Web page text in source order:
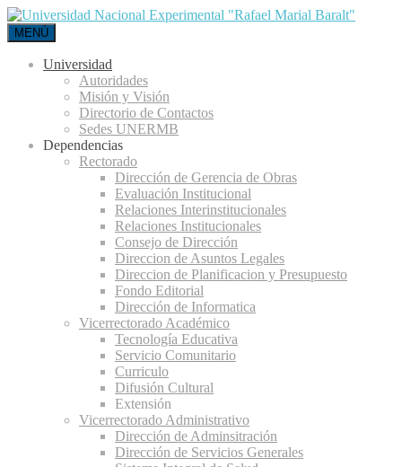
MENÚ
Universidad
Autoridades
Misión y Visión
Directorio de Contactos
Sedes UNERMB
Dependencias
Rectorado
Dirección de Gerencia de Obras
Evaluación Institucional
Relaciones Interinstitucionales
Relaciones Institucionales
Consejo de Dirección
Direccion de Asuntos Legales
Direccion de Planificacion y Presupuesto
Fondo Editorial
Dirección de Informatica
Vicerrectorado Académico
Tecnología Educativa
Servicio Comunitario
Curriculo
Difusión Cultural
Extensión
Vicerrectorado Administrativo
Dirección de Adminsitración
Dirección de Servicios Generales